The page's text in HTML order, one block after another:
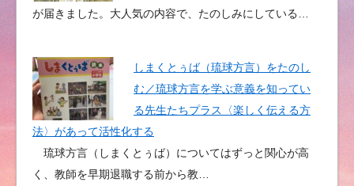
が届きました。大人気の内容で、たのしみにしている…
しまくとぅば（琉球方言）をたのし
む／琉球方言を学ぶ意義を知ってい
る先生たちプラス〈楽しく伝える方
法〉があって活性化する
琉球方言（しまくとぅば）についてはずっと関心が高
く、教師を早期退職する前から教…